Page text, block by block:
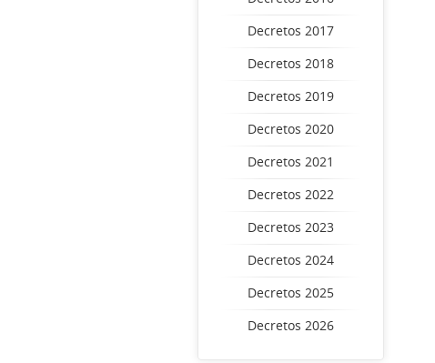
Decretos 2017
Decretos 2018
Decretos 2019
Decretos 2020
Decretos 2021
Decretos 2022
Decretos 2023
Decretos 2024
Decretos 2025
Decretos 2026